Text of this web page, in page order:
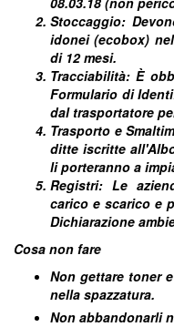
Stoccaggio:
idonei (ecobox)
di 12 mesi.
Tracciabilità: È
Formulario di
dal trasportatore
Trasporto e
ditte iscritte
li porteranno a
Registri: Le
carico e scarico e
Dichiarazione
Cosa non fare
Non gettare toner
nella spazzatura.
Non abbandonarli